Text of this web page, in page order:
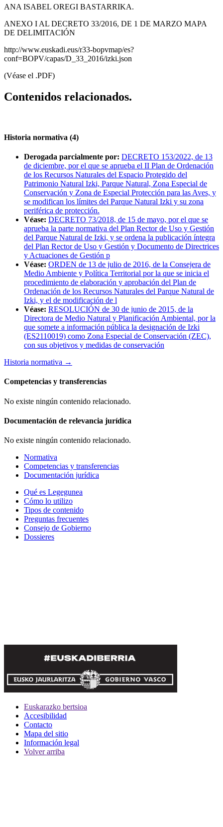
ANA ISABEL OREGI BASTARRIKA.
ANEXO I AL DECRETO 33/2016, DE 1 DE MARZO MAPA
DE DELIMITACIÓN
http://www.euskadi.eus/r33-bopvmap/es?
conf=BOPV/capas/D_33_2016/izki.json
(Véase el .PDF)
Contenidos relacionados.
Historia normativa (4)
Derogada parcialmente por: DECRETO 153/2022, de 13
de diciembre, por el que se aprueba el II Plan de Ordenación
de los Recursos Naturales del Espacio Protegido del
Patrimonio Natural Izki, Parque Natural, Zona Especial de
Conservación y Zona de Especial Protección para las Aves, y
se modifican los límites del Parque Natural Izki y su zona
periférica de protección.
Véase: DECRETO 73/2018, de 15 de mayo, por el que se
aprueba la parte normativa del Plan Rector de Uso y Gestión
del Parque Natural de Izki, y se ordena la publicación íntegra
del Plan Rector de Uso y Gestión y Documento de Directrices
y Actuaciones de Gestión p
Véase: ORDEN de 13 de julio de 2016, de la Consejera de
Medio Ambiente y Política Territorial por la que se inicia el
procedimiento de elaboración y aprobación del Plan de
Ordenación de los Recursos Naturales del Parque Natural de
Izki, y el de modificación de l
Véase: RESOLUCIÓN de 30 de junio de 2015, de la
Directora de Medio Natural y Planificación Ambiental, por la
que somete a información pública la designación de Izki
(ES2110019) como Zona Especial de Conservación (ZEC),
con sus objetivos y medidas de conservación
Historia normativa →
Competencias y transferencias
No existe ningún contenido relacionado.
Documentación de relevancia jurídica
No existe ningún contenido relacionado.
Normativa
Competencias y transferencias
Documentación jurídica
Qué es Legegunea
Cómo lo utilizo
Tipos de contenido
Preguntas frecuentes
Consejo de Gobierno
Dossieres
Euskarazko bertsioa
Accesibilidad
Contacto
Mapa del sitio
Información legal
Volver arriba